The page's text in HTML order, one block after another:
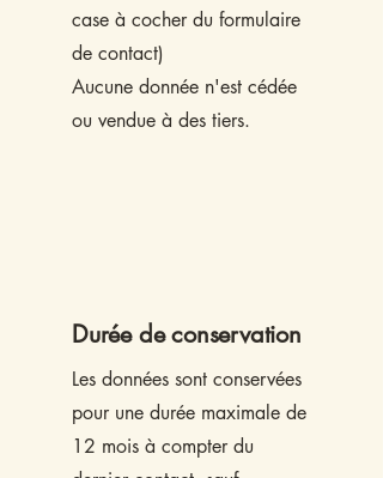
case à cocher du formulaire
de contact)
Aucune donnée n'est cédée
ou vendue à des tiers.
Durée de conservation
Les données sont conservées
pour une durée maximale de
12 mois à compter du